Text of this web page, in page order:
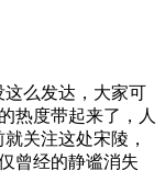
这么发达，大家可
热度带起来了，人
关注这处宋陵，
曾经的静谧消失